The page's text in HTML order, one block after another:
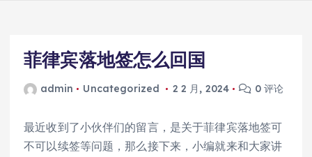
菲律宾落地签怎么回国
admin Uncategorized 2 2 月, 2024 0 评论
最近收到了小伙伴们的留言，是关于菲律宾落地签可
不可以续签等问题，那么接下来，小编就来和大家讲